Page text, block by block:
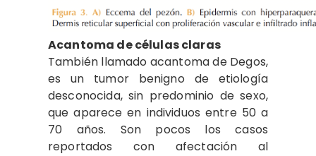
Acantoma de células claras
También llamado acantoma de Degos,
es un tumor benigno de etiología
desconocida, sin predominio de sexo,
que aparece en individuos entre 50 a
70 años. Son pocos los casos
reportados con afectación al